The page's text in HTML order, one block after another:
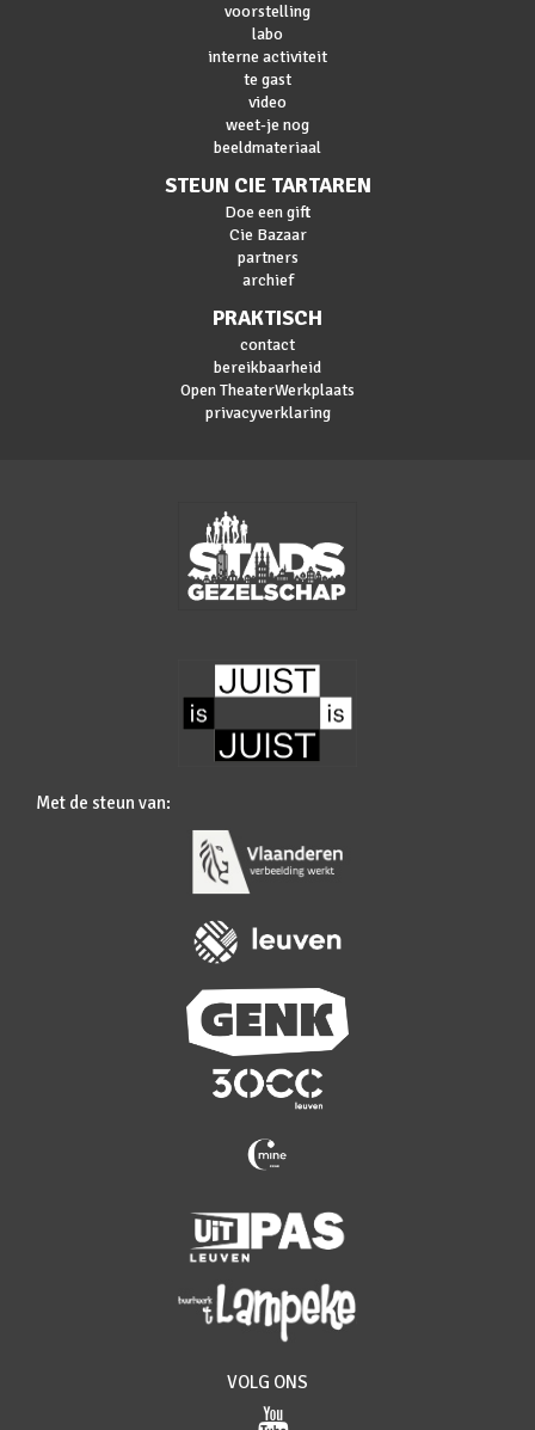
voorstelling
labo
interne activiteit
te gast
video
weet-je nog
beeldmateriaal
STEUN CIE TARTAREN
Doe een gift
Cie Bazaar
partners
archief
PRAKTISCH
contact
bereikbaarheid
Open TheaterWerkplaats
privacyverklaring
Met de steun van:
VOLG ONS